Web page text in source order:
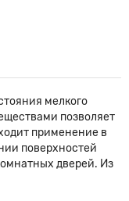
мелкого
позволяет
применение в
поверхностей
дверей. Из